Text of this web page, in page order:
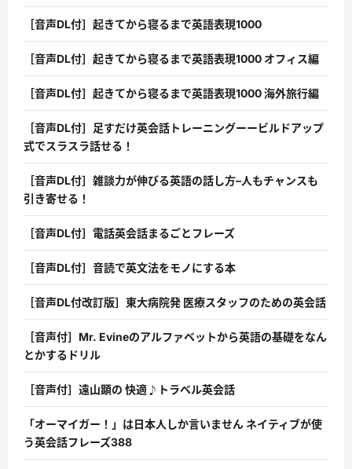
［音声DL付］起きてから寝るまで英語表現1000
［音声DL付］起きてから寝るまで英語表現1000 オフィス編
［音声DL付］起きてから寝るまで英語表現1000 海外旅行編
［音声DL付］足すだけ英会話トレーニングーービルドアップ
式でスラスラ話せる！
［音声DL付］雑談力が伸びる英語の話し方–人もチャンスも
引き寄せる！
［音声DL付］電話英会話まるごとフレーズ
［音声DL付］音読で英文法をモノにする本
［音声DL付改訂版］東大病院発 医療スタッフのための英会話
［音声付］Mr. Evineのアルファベットから英語の基礎をなん
とかするドリル
［音声付］遠山顕の 快適♪トラベル英会話
「オーマイガー！」は日本人しか言いません ネイティブが使
う英会話フレーズ388